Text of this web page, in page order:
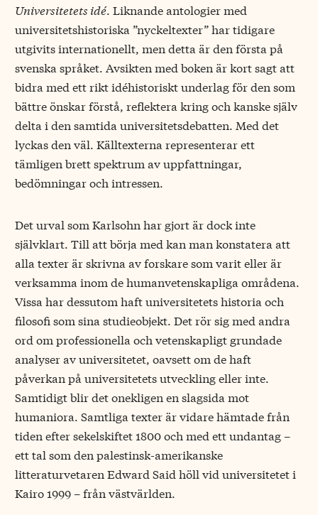
Universitetets idé. Liknande antologier med
universitetshistoriska ”nyckeltexter” har tidigare
utgivits internationellt, men detta är den första på
svenska språket. Avsikten med boken är kort sagt att
bidra med ett rikt idéhistoriskt underlag för den som
bättre önskar förstå, reflektera kring och kanske själv
delta i den samtida universitetsdebatten. Med det
lyckas den väl. Källtexterna representerar ett
tämligen brett spektrum av uppfattningar,
bedömningar och intressen.
Det urval som Karlsohn har gjort är dock inte
självklart. Till att börja med kan man konstatera att
alla texter är skrivna av forskare som varit eller är
verksamma inom de humanvetenskapliga områdena.
Vissa har dessutom haft universitetets historia och
filosofi som sina studieobjekt. Det rör sig med andra
ord om professionella och vetenskapligt grundade
analyser av universitetet, oavsett om de haft
påverkan på universitetets utveckling eller inte.
Samtidigt blir det onekligen en slagsida mot
humaniora. Samtliga texter är vidare hämtade från
tiden efter sekelskiftet 1800 och med ett undantag –
ett tal som den palestinsk-amerikanske
litteraturvetaren Edward Said höll vid universitetet i
Kairo 1999 – från västvärlden.